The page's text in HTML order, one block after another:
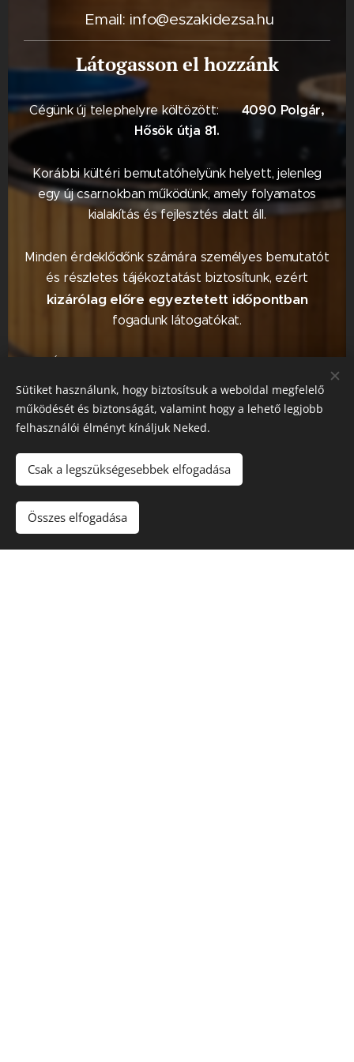
Email: info@eszakidezsa.hu
Látogasson el hozzánk
Cégünk új telephelyre költözött: 📍4090 Polgár,
Hősök útja 81.
Korábbi kültéri bemutatóhelyünk helyett, jelenleg
egy új csarnokban működünk, amely folyamatos
kialakítás és fejlesztés alatt áll.
Minden érdeklődőnk számára személyes bemutatót
és részletes tájékoztatást biztosítunk, ezért
kizárólag előre egyeztetett időpontban
fogadunk látogatókat.
személyre szabott segítséget tudunk biztosítani.
Sütiket használunk, hogy biztosítsuk a weboldal megfelelő
működését és biztonságát, valamint hogy a lehető legjobb
felhasználói élményt kínáljuk Neked.
Csak a legszükségesebbek elfogadása
Összes elfogadása